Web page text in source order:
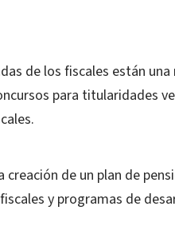
de los fiscales están
para titularidades
creación de un plan de
y programas de